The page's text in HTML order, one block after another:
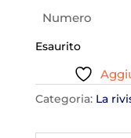
Numero
Esaurito
Categoria: La